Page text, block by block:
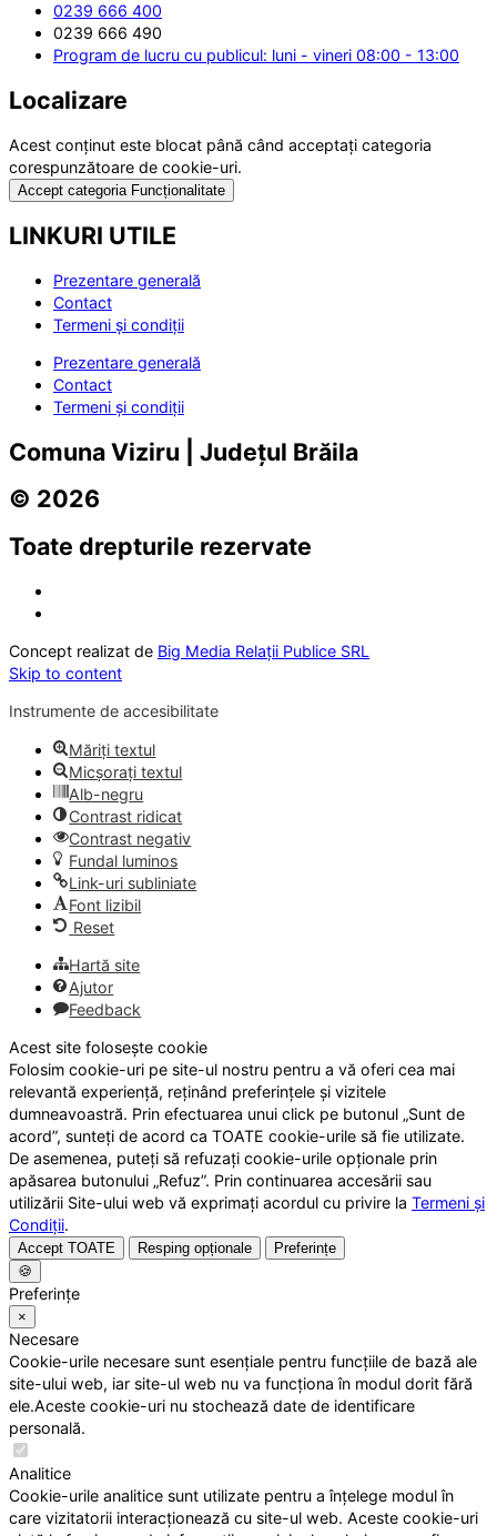
0239 666 400
0239 666 490
Program de lucru cu publicul: luni - vineri 08:00 - 13:00
Localizare
Acest conținut este blocat până când acceptați categoria
corespunzătoare de cookie-uri.
Accept categoria Funcționalitate
LINKURI UTILE
Prezentare generală
Contact
Termeni și condiții
Prezentare generală
Contact
Termeni și condiții
Comuna Viziru | Județul Brăila
© 2026
Toate drepturile rezervate
Concept realizat de Big Media Relații Publice SRL
Skip to content
Instrumente de accesibilitate
Măriți textul
Micșorați textul
Alb-negru
Contrast ridicat
Contrast negativ
Fundal luminos
Link-uri subliniate
Font lizibil
Reset
Hartă site
Ajutor
Feedback
Acest site folosește cookie
Folosim cookie-uri pe site-ul nostru pentru a vă oferi cea mai
relevantă experiență, reținând preferințele și vizitele
dumneavoastră. Prin efectuarea unui click pe butonul „Sunt de
acord”, sunteți de acord ca TOATE cookie-urile să fie utilizate.
De asemenea, puteți să refuzați cookie-urile opționale prin
apăsarea butonului „Refuz”. Prin continuarea accesării sau
utilizării Site-ului web vă exprimați acordul cu privire la Termeni și
Condiții.
Accept TOATE Resping opționale
Preferințe
🍪
Preferințe
×
Necesare
Cookie-urile necesare sunt esențiale pentru funcțiile de bază ale
site-ului web, iar site-ul web nu va funcționa în modul dorit fără
ele.Aceste cookie-uri nu stochează date de identificare
personală.
Analitice
Cookie-urile analitice sunt utilizate pentru a înțelege modul în
care vizitatorii interacționează cu site-ul web. Aceste cookie-uri